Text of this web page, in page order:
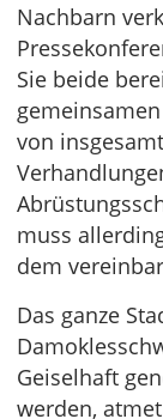
Nachbarn
Sie beide
von
muss
dem
Das ganze
Geiselhaft
werden,